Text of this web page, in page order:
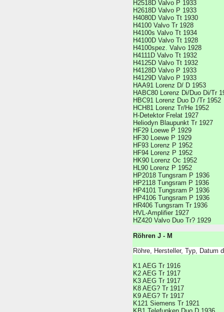
H2518D Valvo P 1933
H2618D Valvo P 1933
H4080D Valvo Tt 1930
H4100 Valvo Tr 1928
H4100s Valvo Tt 1934
H4100D Valvo Tt 1928
H4100spez. Valvo 1928
H4111D Valvo Tt 1932
H4125D Valvo Tt 1932
H4128D Valvo P 1933
H4129D Valvo P 1933
HAA91 Lorenz D/ D 1953
HABC80 Lorenz Di/Duo Di/Tr
HBC91 Lorenz Duo D /Tr 1952
HCH81 Lorenz Tr/He 1952
H-Detektor Frelat 1927
Heliodyn Blaupunkt Tr 1927
HF29 Loewe P 1929
HF30 Loewe P 1929
HF93 Lorenz P 1952
HF94 Lorenz P 1952
HK90 Lorenz Oc 1952
HL90 Lorenz P 1952
HP2018 Tungsram P 1936
HP2118 Tungsram P 1936
HP4101 Tungsram P 1936
HP4106 Tungsram P 1936
HR406 Tungsram Tr 1936
HVL-Amplifier 1927
HZ420 Valvo Duo Tr? 1929
Röhren J - M
Röhre, Hersteller, Typ, Datum
K1 AEG Tr 1916
K2 AEG Tr 1917
K3 AEG Tr 1917
K8 AEG? Tr 1917
K9 AEG? Tr 1917
K121 Siemens Tr 1921